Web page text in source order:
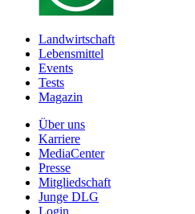
Landwirtschaft
Lebensmittel
Events
Tests
Magazin
Über uns
Karriere
MediaCenter
Presse
Mitgliedschaft
Junge DLG
Login